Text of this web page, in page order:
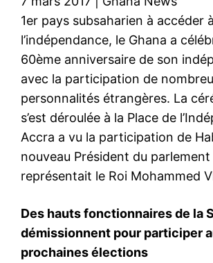
1er pays subsaharien à accéder à
l’indépendance, le Ghana a
60ème anniversaire de son
avec la participation de
personnalités étrangères. La
s’est déroulée à la Place de
Accra a vu la participation de
nouveau Président du
représentait le Roi Mohammed
Des hauts fonctionnaires de la
démissionnent pour participer
prochaines élections